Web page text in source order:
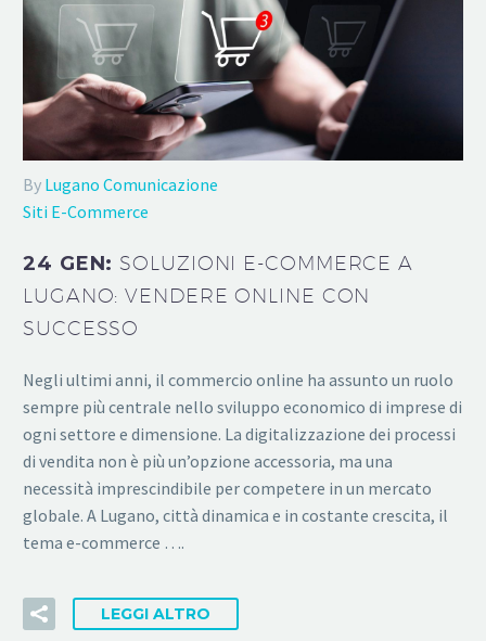
By Lugano Comunicazione
Siti E-Commerce
24 GEN: SOLUZIONI E-COMMERCE A
LUGANO: VENDERE ONLINE CON
SUCCESSO
Negli ultimi anni, il commercio online ha assunto un ruolo
sempre più centrale nello sviluppo economico di imprese di
ogni settore e dimensione. La digitalizzazione dei processi
di vendita non è più un’opzione accessoria, ma una
necessità imprescindibile per competere in un mercato
globale. A Lugano, città dinamica e in costante crescita, il
tema e-commerce ….
LEGGI ALTRO